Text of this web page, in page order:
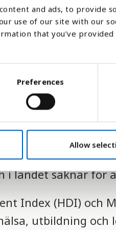
and ads, to provide
use of our site with our
that you’ve
Preferences
Allow
om både hur
i landet saknar för
Index (HDI) och
utbildning och